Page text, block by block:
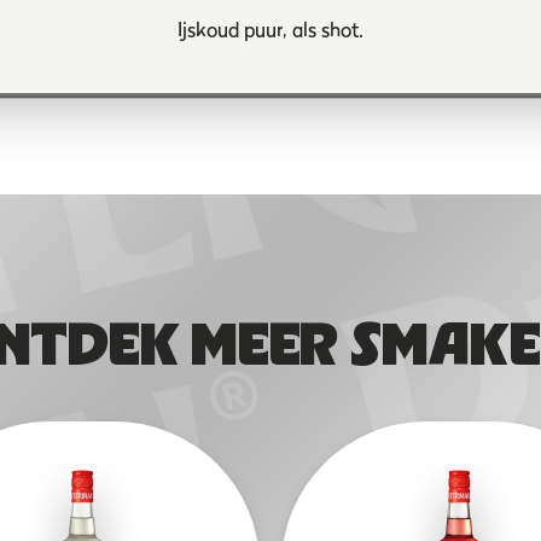
Ijskoud puur, als shot.
MEER